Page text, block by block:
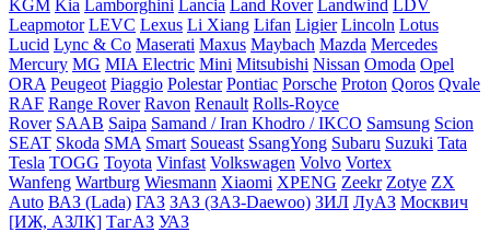
KGM Kia Lamborghini Lancia Land Rover Landwind LDV
Leapmotor LEVC Lexus Li Xiang Lifan Ligier Lincoln Lotus
Lucid Lync & Co Maserati Maxus Maybach Mazda Mercedes
Mercury MG MIA Electric Mini Mitsubishi Nissan Omoda Opel
ORA Peugeot Piaggio Polestar Pontiac Porsche Proton Qoros Qvale
RAF Range Rover Ravon Renault Rolls-Royce
Rover SAAB Saipa Samand / Iran Khodro / IKCO Samsung Scion
SEAT Skoda SMA Smart Soueast SsangYong Subaru Suzuki Tata
Tesla TOGG Toyota Vinfast Volkswagen Volvo Vortex
Wanfeng Wartburg Wiesmann Xiaomi XPENG Zeekr Zotye ZX
Auto ВАЗ (Lada) ГАЗ ЗАЗ (ЗАЗ-Daewoo) ЗИЛ ЛуАЗ Москвич
[ИЖ, АЗЛК] ТагАЗ УАЗ